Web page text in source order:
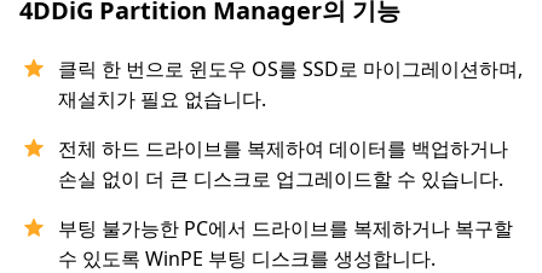
4DDiG Partition Manager의 기능
클릭 한 번으로 윈도우 OS를 SSD로 마이그레이션하며,
재설치가 필요 없습니다.
전체 하드 드라이브를 복제하여 데이터를 백업하거나
손실 없이 더 큰 디스크로 업그레이드할 수 있습니다.
부팅 불가능한 PC에서 드라이브를 복제하거나 복구할
수 있도록 WinPE 부팅 디스크를 생성합니다.